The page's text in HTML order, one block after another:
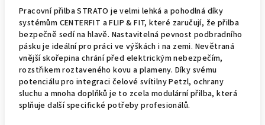
Pracovní přilba STRATO je velmi lehká a pohodlná díky
systémům CENTERFIT a FLIP & FIT, které zaručují, že přilba
bezpečně sedí na hlavě. Nastavitelná pevnost podbradního
pásku je ideální pro práci ve výškách i na zemi. Nevětraná
vnější skořepina chrání před elektrickým nebezpečím,
rozstřikem roztaveného kovu a plameny. Díky svému
potenciálu pro integraci čelové svítilny Petzl, ochrany
sluchu a mnoha doplňků je to zcela modulární přilba, která
splňuje další specifické potřeby profesionálů.